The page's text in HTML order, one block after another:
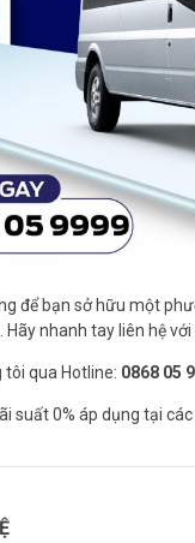
để bạn sở hữu một
nhanh tay liên hệ
tôi qua Hotline: 0868 05
suất 0% áp dụng tại